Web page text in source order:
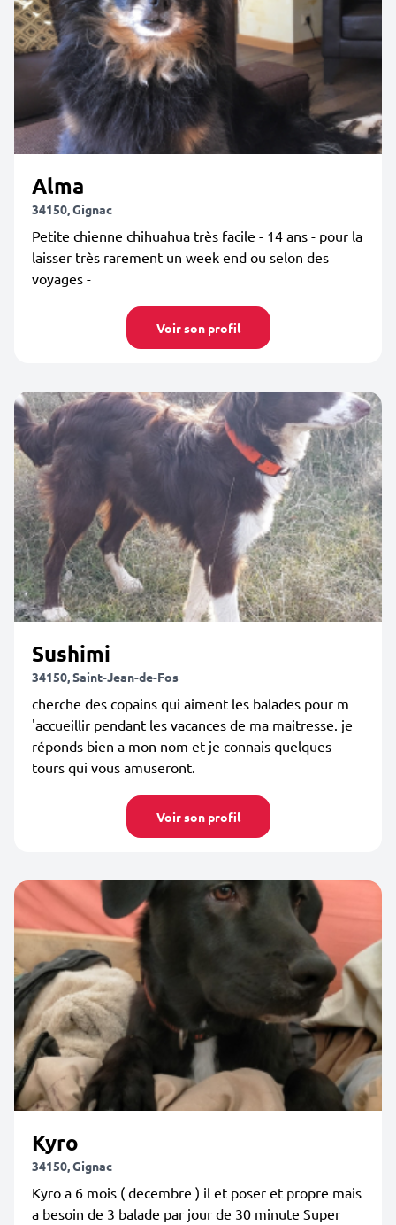
Alma
34150, Gignac
Petite chienne chihuahua très facile - 14 ans - pour la
laisser très rarement un week end ou selon des
voyages -
Voir son profil
Sushimi
34150, Saint-Jean-de-Fos
cherche des copains qui aiment les balades pour m
'accueillir pendant les vacances de ma maitresse. je
réponds bien a mon nom et je connais quelques
tours qui vous amuseront.
Voir son profil
Kyro
34150, Gignac
Kyro a 6 mois ( decembre ) il et poser et propre mais
a besoin de 3 balade par jour de 30 minute Super